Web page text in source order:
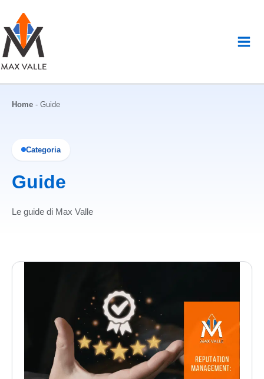
contenuto
Home - Guide
Categoria
Guide
Le guide di Max Valle